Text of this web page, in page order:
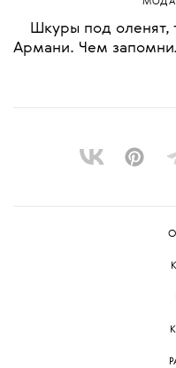
МОДА
Шкуры под оленят,
Армани. Чем